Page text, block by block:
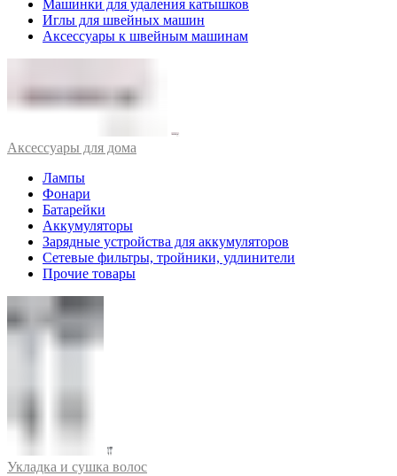
Машинки для удаления катышков
Иглы для швейных машин
Аксессуары к швейным машинам
Аксессуары для дома
Лампы
Фонари
Батарейки
Аккумуляторы
Зарядные устройства для аккумуляторов
Сетевые фильтры, тройники, удлинители
Прочие товары
Укладка и сушка волос